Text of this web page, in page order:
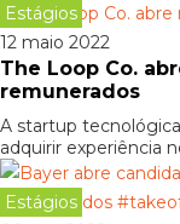
Estágios
12 maio 2022
The Loop Co.
remunerados
A startup
adquirir experiência
Estágios